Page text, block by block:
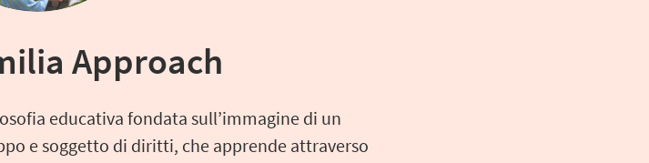
Approach
educativa fondata sull’immagine di un
e soggetto di diritti, che apprende attraverso